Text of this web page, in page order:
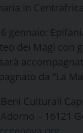
in
gennaio:
dei Magi con
da “La
Culturali
– 16121